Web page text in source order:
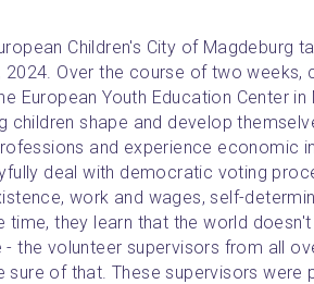
Children's City of Magdeburg
2024. Over the course of two weeks,
European Youth Education Center in
children shape and develop
and experience economic
deal with democratic voting
work and wages, self-
time, they learn that the world
- the volunteer supervisors from all
sure of that. These supervisors were